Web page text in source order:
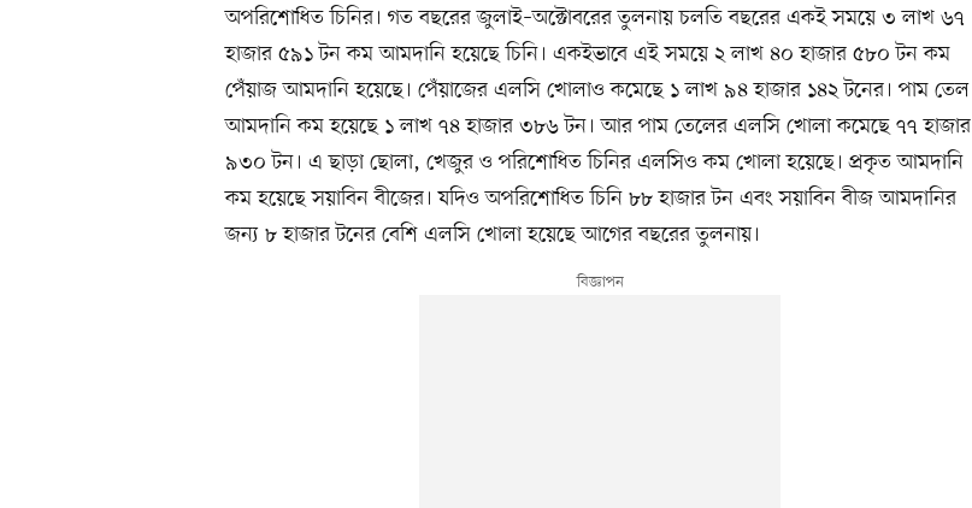
অপরিশোধিত চিনির। গত বছরের জুলাই–অক্টোবরের তুলনায় চলতি বছরের একই সময়ে ৩ লাখ ৬৭
হাজার ৫৯১ টন কম আমদানি হয়েছে চিনি। একইভাবে এই সময়ে ২ লাখ ৪০ হাজার ৫৮০ টন কম
পেঁয়াজ আমদানি হয়েছে। পেঁয়াজের এলসি খোলাও কমেছে ১ লাখ ৯৪ হাজার ১৪২ টনের। পাম তেল
আমদানি কম হয়েছে ১ লাখ ৭৪ হাজার ৩৮৬ টন। আর পাম তেলের এলসি খোলা কমেছে ৭৭ হাজার
৯৩০ টন। এ ছাড়া ছোলা, খেজুর ও পরিশোধিত চিনির এলসিও কম খোলা হয়েছে। প্রকৃত আমদানি
কম হয়েছে সয়াবিন বীজের। যদিও অপরিশোধিত চিনি ৮৮ হাজার টন এবং সয়াবিন বীজ আমদানির
জন্য ৮ হাজার টনের বেশি এলসি খোলা হয়েছে আগের বছরের তুলনায়।